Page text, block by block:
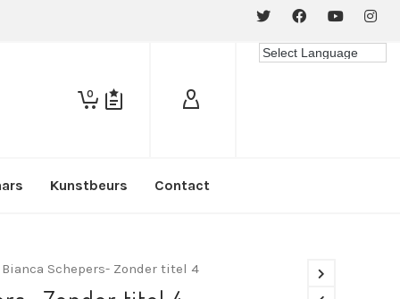
0
Kunstbeurs Contact
Bianca Schepers- Zonder titel 4